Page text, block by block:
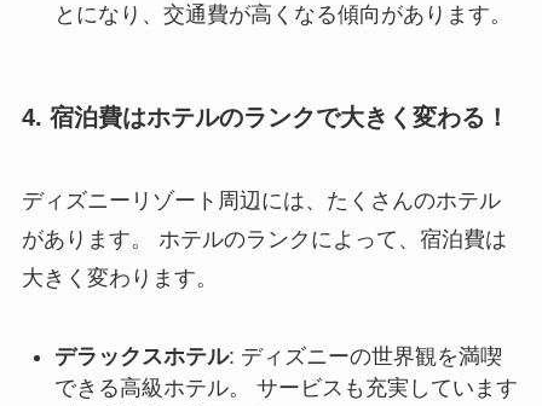
とになり、交通費が高くなる傾向があります。
4. 宿泊費はホテルのランクで大きく変わる！
ディズニーリゾート周辺には、たくさんのホテル
があります。 ホテルのランクによって、宿泊費は
大きく変わります。
デラックスホテル: ディズニーの世界観を満喫
できる高級ホテル。 サービスも充実しています